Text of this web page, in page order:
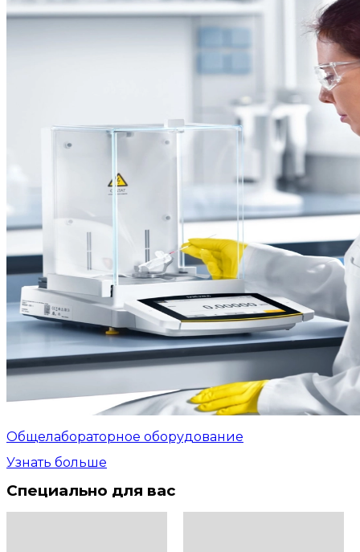
Общелабораторное оборудование
Узнать больше
Специально для вас